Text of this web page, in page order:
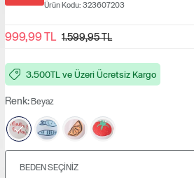
Ürün Kodu: 323607203
999,99 TL 1.599,95 TL
3.500TL ve Üzeri Ücretsiz Kargo
Renk: Beyaz
BEDEN SEÇINIZ